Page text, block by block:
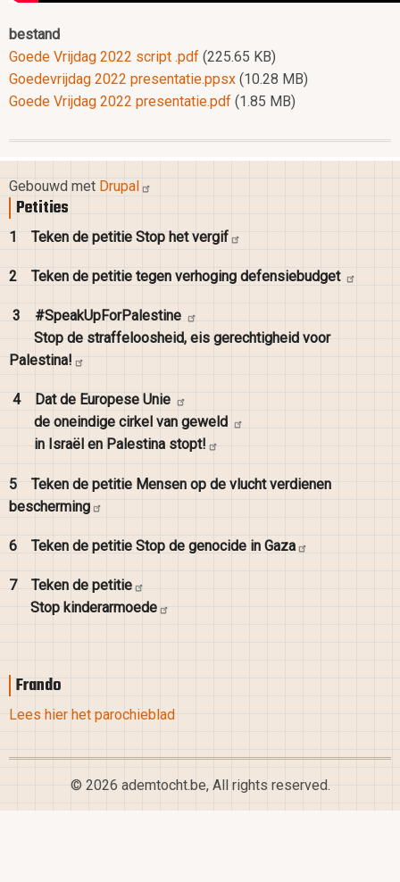
bestand
Goede Vrijdag 2022 script .pdf (225.65 KB)
Goedevrijdag 2022 presentatie.ppsx (10.28 MB)
Goede Vrijdag 2022 presentatie.pdf (1.85 MB)
Gebouwd met Drupal
Petities
1 Teken de petitie Stop hetvergif
2 Teken de petitie tegen verhoging defensiebudget
3
#SpeakUpForPalestine
Stop de straffeloosheid, eis gerechtigheid voor
Palestina!
4 Dat de Europese Unie
de oneindige cirkel van geweld
in Israël en Palestina stopt!
5 Teken de petitie Mensen op de vlucht verdienen
bescherming
6 Teken de petitie Stop de genocide in Gaza
7 Teken de petitie
Stop kinderarmoede
Frando
Lees hier het parochieblad
© 2026 ademtocht.be, All rights reserved.